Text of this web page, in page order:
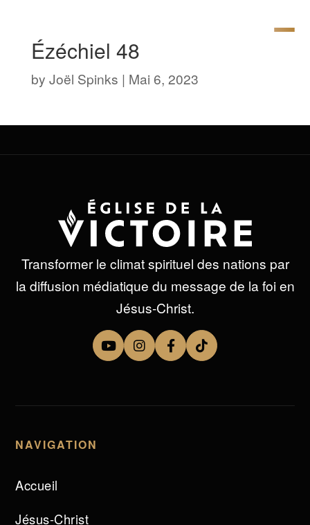
Ézéchiel 48
by Joël Spinks | Mai 6, 2023
Transformer le climat spirituel des nations par
la diffusion médiatique du message de la foi en
Jésus-Christ.
NAVIGATION
Accueil
Jésus-Christ